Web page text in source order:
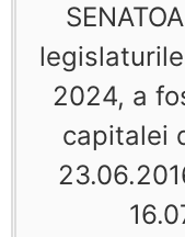
2024, a
capitalei